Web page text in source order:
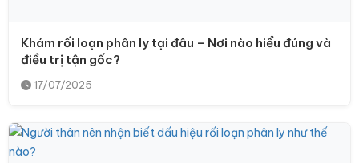
Khám rối loạn phân ly tại đâu – Nơi nào hiểu đúng và
điều trị tận gốc?
17/07/2025